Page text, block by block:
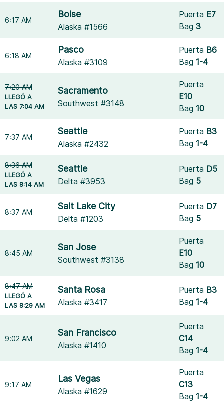
6:17 AM
Boise
Alaska #1566
Puerta E7
Bag3
6:18 AM
Pasco
Alaska #3109
Puerta B6
Bag1-4
7:20 AM
LLEGÓ A
LAS 7:04 AM
Sacramento
Southwest #3148
Puerta
E10
Bag10
7:37 AM
Seattle
Alaska #2432
Puerta B3
Bag1-4
8:36 AM
LLEGÓ A
LAS 8:14 AM
Seattle
Delta #3953
Puerta D5
Bag 5
8:37 AM
Salt Lake City
Delta #1203
Puerta D7
Bag 5
8:45 AM
San Jose
Southwest #3138
Puerta
E10
Bag10
8:47 AM
LLEGÓ A
LAS 8:29 AM
Santa Rosa
Alaska #3417
Puerta B3
Bag1-4
9:02 AM
San Francisco
Alaska #1410
Puerta
C14
Bag1-4
9:17 AM
Las Vegas
Alaska #1629
Puerta
C13
Bag1-4